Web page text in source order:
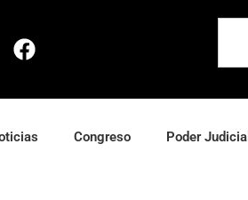
Congreso Poder Judicial